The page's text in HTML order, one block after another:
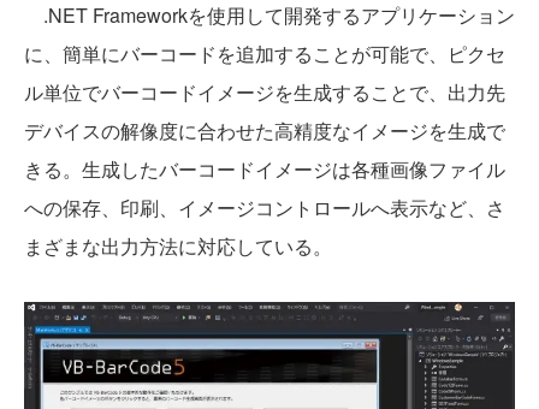
.NET Frameworkを使用して開発するアプリケーション
に、簡単にバーコードを追加することが可能で、ピクセ
ル単位でバーコードイメージを生成することで、出力先
デバイスの解像度に合わせた高精度なイメージを生成で
きる。生成したバーコードイメージは各種画像ファイル
への保存、印刷、イメージコントロールへ表示など、さ
まざまな出力方法に対応している。